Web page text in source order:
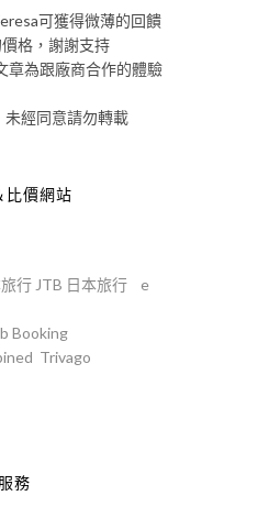
可獲得微薄的回饋
格，謝謝支持
為跟廠商合作的體驗
經同意請勿轉載
比價網站
行 JTB 日本旅行
e
Booking
Trivago
務